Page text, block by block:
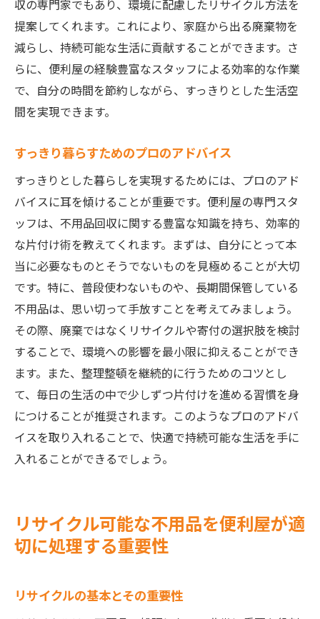
収の専門家でもあり、環境に配慮したリサイクル方法を
提案してくれます。これにより、家庭から出る廃棄物を
減らし、持続可能な生活に貢献することができます。さ
らに、便利屋の経験豊富なスタッフによる効率的な作業
で、自分の時間を節約しながら、すっきりとした生活空
間を実現できます。
すっきり暮らすためのプロのアドバイス
すっきりとした暮らしを実現するためには、プロのアド
バイスに耳を傾けることが重要です。便利屋の専門スタ
ッフは、不用品回収に関する豊富な知識を持ち、効率的
な片付け術を教えてくれます。まずは、自分にとって本
当に必要なものとそうでないものを見極めることが大切
です。特に、普段使わないものや、長期間保管している
不用品は、思い切って手放すことを考えてみましょう。
その際、廃棄ではなくリサイクルや寄付の選択肢を検討
することで、環境への影響を最小限に抑えることができ
ます。また、整理整頓を継続的に行うためのコツとし
て、毎日の生活の中で少しずつ片付けを進める習慣を身
につけることが推奨されます。このようなプロのアドバ
イスを取り入れることで、快適で持続可能な生活を手に
入れることができるでしょう。
リサイクル可能な不用品を便利屋が適
切に処理する重要性
リサイクルの基本とその重要性